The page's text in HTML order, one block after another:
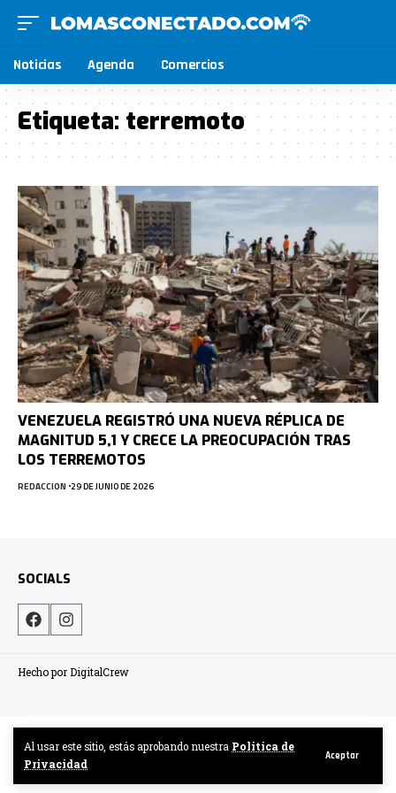
Al usar este sitio, estás aprobando nuestra Politica de
Privacidad
Aceptar
Noticias Agenda Comercios
Etiqueta:terremoto
VENEZUELA REGISTRÓ UNA NUEVA RÉPLICA DE
MAGNITUD 5,1 Y CRECE LA PREOCUPACIÓN TRAS
LOS TERREMOTOS
REDACCION 29 DE JUNIO DE 2026
SOCIALS
Hecho por DigitalCrew